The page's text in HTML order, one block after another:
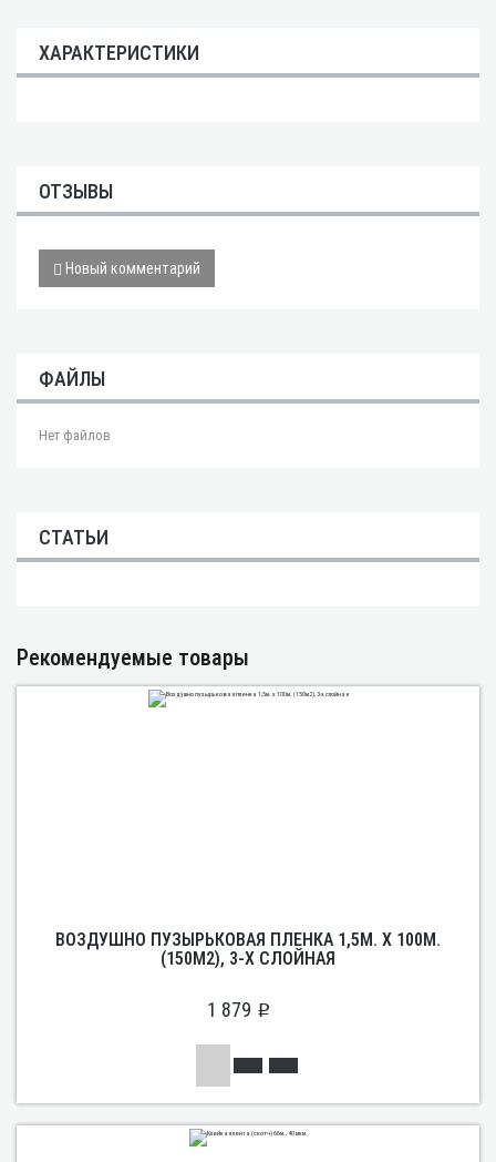
ХАРАКТЕРИСТИКИ
ОТЗЫВЫ
Новый комментарий
ФАЙЛЫ
Нет файлов
СТАТЬИ
Рекомендуемые товары
ВОЗДУШНО ПУЗЫРЬКОВАЯ ПЛЕНКА 1,5М. Х 100М.
(150М2), 3-Х СЛОЙНАЯ
1 879 p